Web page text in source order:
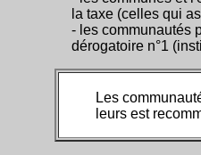
la taxe (celles qui
- les communautés
dérogatoire n°1
Les
leurs est